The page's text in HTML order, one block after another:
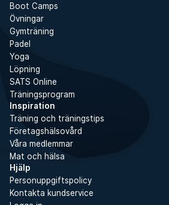
Boot Camps
Övningar
Gymträning
Padel
Yoga
Löpning
SATS Online
Träningsprogram
Inspiration
Träning och träningstips
Företagshälsovård
Våra medlemmar
Mat och hälsa
Hjälp
Personuppgiftspolicy
Kontakta kundservice